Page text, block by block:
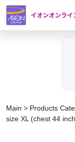
イオンオンライ
Main > Products
size XL (chest 44